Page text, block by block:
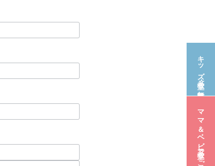
キッズ教室☆無料体験
ママ＆ベビー教室☆ご予約